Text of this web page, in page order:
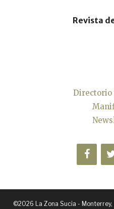
Revista
Directorio
©2026 La Zona Sucia -